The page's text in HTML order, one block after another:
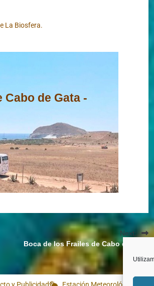
La Biosfera.
Cabo de Gata -
Next:
Boca de los Frailes de Cabo de Gata